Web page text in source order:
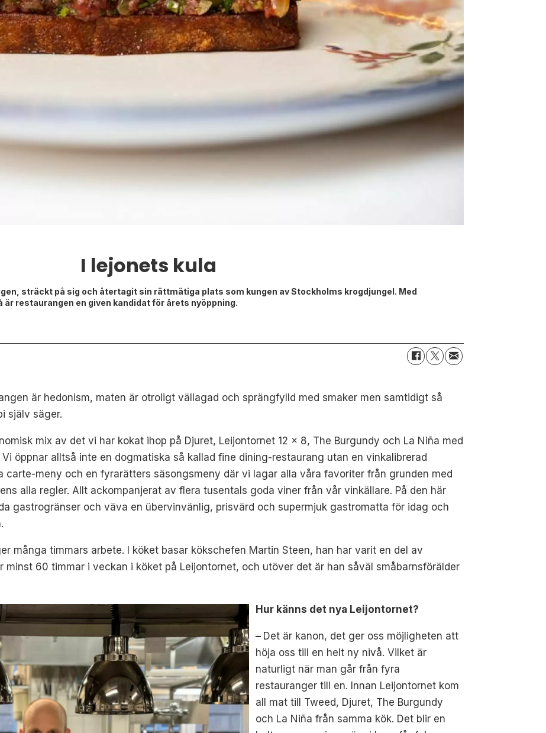
I lejonets kula
sträckt på sig och återtagit sin rättmätiga plats som kungen av Stockholms krogdjungel. Med
restaurangen en given kandidat för årets nyöppning.
är hedonism, maten är otroligt vällagad och sprängfylld med smaker men samtidigt så
själv säger.
mix av det vi har kokat ihop på Djuret, Leijontornet 12 x 8, The Burgundy och La Niña med
öppnar alltså inte en dogmatiska så kallad fine dining-restaurang utan en vinkalibrerad
carte-meny och en fyrarätters säsongsmeny där vi lagar alla våra favoriter från grunden med
alla regler. Allt ackompanjerat av flera tusentals goda viner från vår vinkällare. På den här
gastrogränser och väva en übervinvänlig, prisvärd och supermjuk gastromatta för idag och
många timmars arbete. I köket basar kökschefen Martin Steen, han har varit en del av
minst 60 timmar i veckan i köket på Leijontornet, och utöver det är han såväl småbarnsförälder
Hur känns det nya Leijontornet?
– Det är kanon, det ger oss möjligheten att
höja oss till en helt ny nivå. Vilket är
naturligt när man går från fyra
restauranger till en. Innan Leijontornet kom
all mat till Tweed, Djuret, The Burgundy
och La Niña från samma kök. Det blir en